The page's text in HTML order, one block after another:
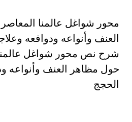
محور شواغل عالمنا
العنف وأنواعه ودوافعه
شرح نص محور شواغل
حول مظاهر العنف وأنواعه
الحجج